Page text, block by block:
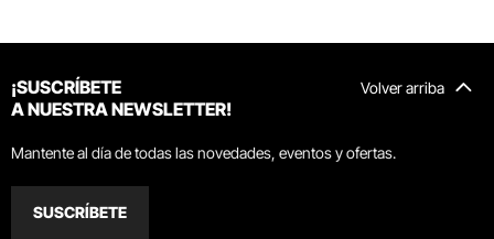
Volver arriba
¡SUSCRÍBETE
A NUESTRA NEWSLETTER!
Mantente al día de todas las novedades, eventos y ofertas.
SUSCRÍBETE